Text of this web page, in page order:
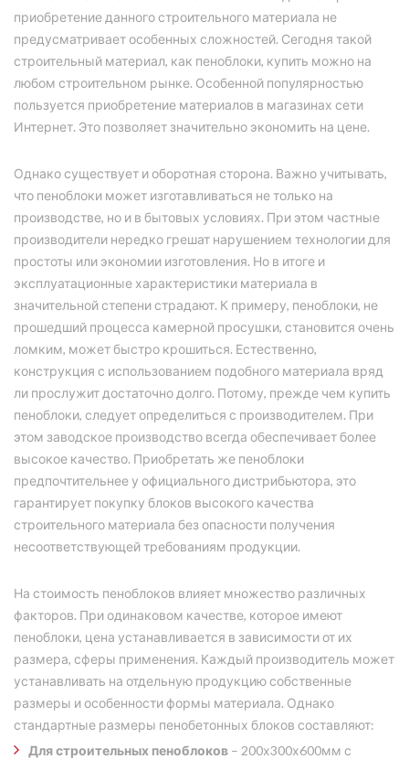
приобретение данного строительного материала не
предусматривает особенных сложностей. Сегодня такой
строительный материал, как пеноблоки, купить можно на
любом строительном рынке. Особенной популярностью
пользуется приобретение материалов в магазинах сети
Интернет. Это позволяет значительно экономить на цене.
Однако существует и оборотная сторона. Важно учитывать,
что пеноблоки может изготавливаться не только на
производстве, но и в бытовых условиях. При этом частные
производители нередко грешат нарушением технологии для
простоты или экономии изготовления. Но в итоге и
эксплуатационные характеристики материала в
значительной степени страдают. К примеру, пеноблоки, не
прошедший процесса камерной просушки, становится очень
ломким, может быстро крошиться. Естественно,
конструкция с использованием подобного материала вряд
ли прослужит достаточно долго. Потому, прежде чем купить
пеноблоки, следует определиться с производителем. При
этом заводское производство всегда обеспечивает более
высокое качество. Приобретать же пеноблоки
предпочтительнее у официального дистрибьютора, это
гарантирует покупку блоков высокого качества
строительного материала без опасности получения
несоответствующей требованиям продукции.
На стоимость пеноблоков влияет множество различных
факторов. При одинаковом качестве, которое имеют
пеноблоки, цена устанавливается в зависимости от их
размера, сферы применения. Каждый производитель может
устанавливать на отдельную продукцию собственные
размеры и особенности формы материала. Однако
стандартные размеры пенобетонных блоков составляют:
Для строительных пеноблоков – 200х300х600мм с